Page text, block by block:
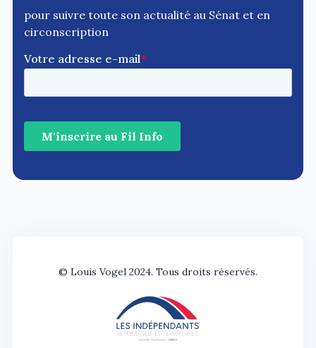
pour suivre toute son actualité au Sénat et en
circonscription
© Louis Vogel 2024. Tous droits réservés.